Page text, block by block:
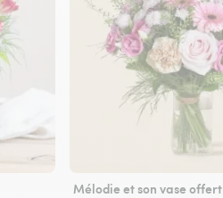
Mélodie et son vase offert